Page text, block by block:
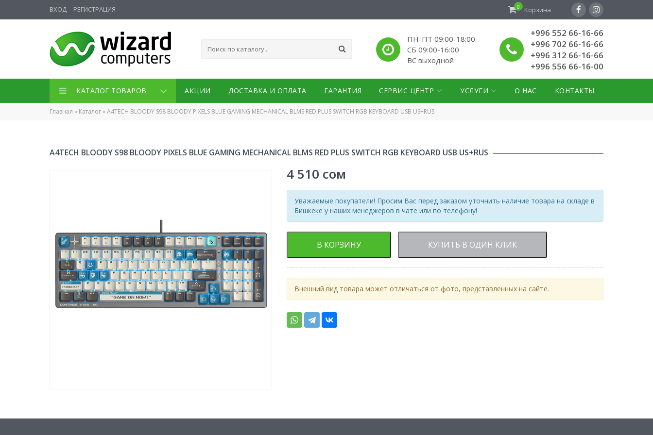
ВХОД РЕГИСТРАЦИЯ 0 Корзина
ПН-ПТ 09:00-18:00
СБ 09:00-16:00
ВС выходной
+996 552 66-16-66
+996 702 66-16-66
+996 312 66-16-66
+996 556 66-16-00
КАТАЛОГ ТОВАРОВ АКЦИИ ДОСТАВКА И ОПЛАТА ГАРАНТИЯ СЕРВИС ЦЕНТР УСЛУГИ О НАС КОНТАКТЫ
Главная » Каталог»A4TECH BLOODY S98 BLOODY PIXELS BLUE GAMING MECHANICAL BLMS RED PLUS SWITCH RGB KEYBOARD USB US+RUS
A4TECH BLOODY S98 BLOODY PIXELS BLUE GAMING MECHANICAL BLMS RED PLUS SWITCH RGB KEYBOARD USB US+RUS
4 510 сом
Уважаемые покупатели! Просим Вас перед заказом уточнить наличие товара на складе в
Бишкеке у наших менеджеров в чате или по телефону!
В КОРЗИНУ КУПИТЬ В ОДИН КЛИК
Внешний вид товара может отличаться от фото, представленных на сайте.